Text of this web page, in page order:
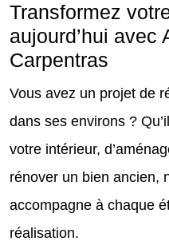
Transformez
aujourd’hui avec
Carpentras
Vous avez un projet de
dans ses environs ?
votre intérieur,
rénover un bien ancien,
accompagne à chaque
réalisation.